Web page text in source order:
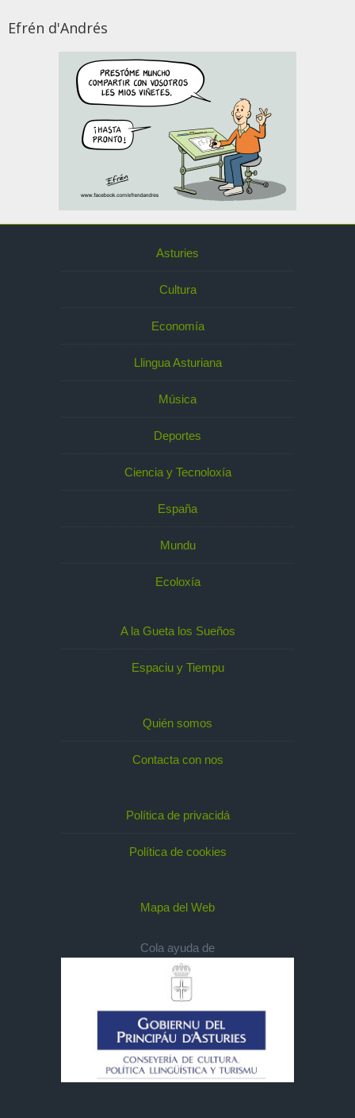
Efrén d'Andrés
Asturies
Cultura
Economía
Llingua Asturiana
Música
Deportes
Ciencia y Tecnoloxía
España
Mundu
Ecoloxía
A la Gueta los Sueños
Espaciu y Tiempu
Quién somos
Contacta con nos
Política de privacidá
Política de cookies
Mapa del Web
Cola ayuda de